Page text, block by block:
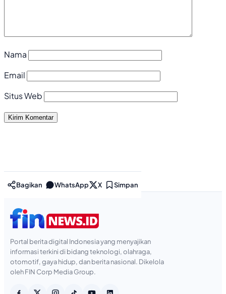
Nama
Email
Situs Web
Bagikan WhatsApp X Simpan
Portal berita digital Indonesia yang menyajikan
informasi terkini di bidang teknologi, olahraga,
otomotif, gaya hidup, dan berita nasional. Dikelola
oleh FIN Corp Media Group.